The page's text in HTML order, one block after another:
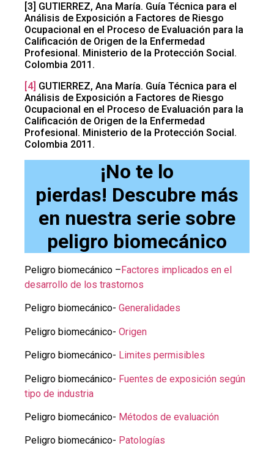
[3] GUTIERREZ, Ana María. Guía Técnica para el
Análisis de Exposición a Factores de Riesgo
Ocupacional en el Proceso de Evaluación para la
Calificación de Origen de la Enfermedad
Profesional. Ministerio de la Protección Social.
Colombia 2011.
[4] GUTIERREZ, Ana María. Guía Técnica para el
Análisis de Exposición a Factores de Riesgo
Ocupacional en el Proceso de Evaluación para la
Calificación de Origen de la Enfermedad
Profesional. Ministerio de la Protección Social.
Colombia 2011.
¡No te lo
pierdas! Descubre más
en nuestra serie sobre
peligro biomecánico
Peligro biomecánico –Factores implicados en el
desarrollo de los trastornos
Peligro biomecánico- Generalidades
Peligro biomecánico- Origen
Peligro biomecánico- Limites permisibles
Peligro biomecánico- Fuentes de exposición según
tipo de industria
Peligro biomecánico- Métodos de evaluación
Peligro biomecánico- Patologías